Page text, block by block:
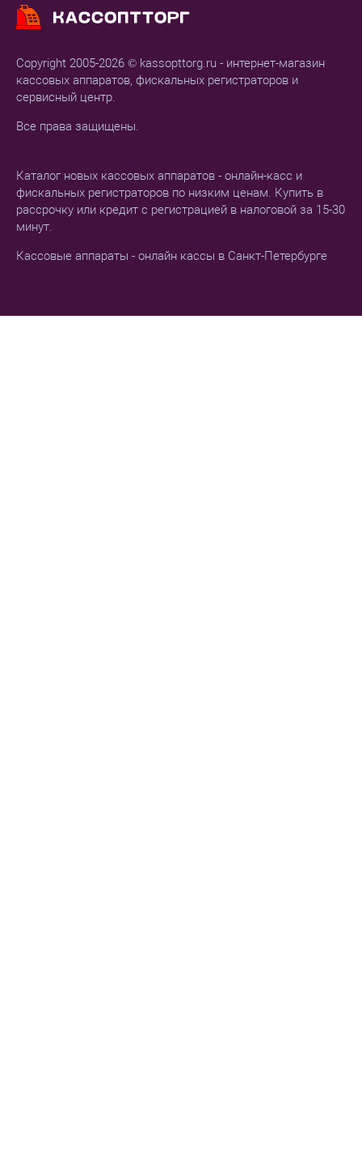
Copyright 2005-2026 © kassopttorg.ru - интернет-магазин
кассовых аппаратов, фискальных регистраторов и
сервисный центр.
Все права защищены.
Каталог новых кассовых аппаратов - онлайн-касс и
фискальных регистраторов по низким ценам. Купить в
рассрочку или кредит с регистрацией в налоговой за 15-30
минут.
Кассовые аппараты - онлайн кассы в Санкт-Петербурге